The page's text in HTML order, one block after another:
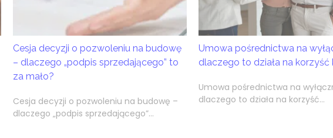
Cesja decyzji o pozwoleniu na budowę
– dlaczego „podpis sprzedającego” to
za mało?
Cesja decyzji o pozwoleniu na budowę –
dlaczego „podpis sprzedającego”...
Umowa pośrednictwa na
dlaczego to działa na korzyść
Umowa pośrednictwa na
dlaczego to działa na korzyść...